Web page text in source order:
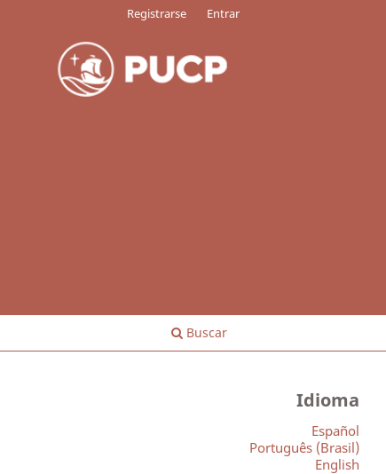
Buscar
Registrarse Entrar
Idioma
Español
Português (Brasil)
English